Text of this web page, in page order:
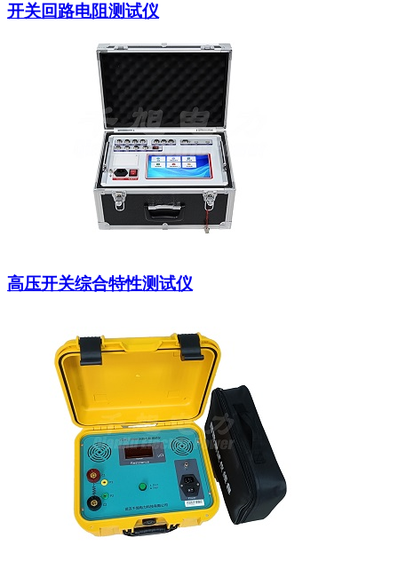
开关回路电阻测试仪
高压开关综合特性测试仪